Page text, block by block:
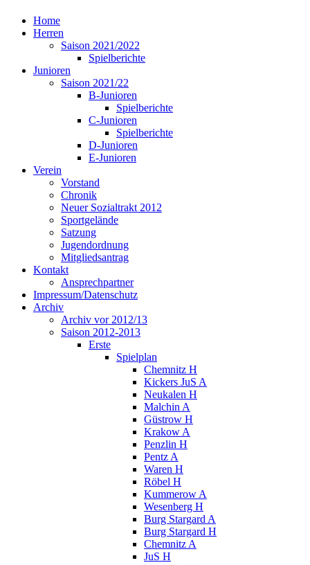
Home
Herren
Saison 2021/2022
Spielberichte
Junioren
Saison 2021/22
B-Junioren
Spielberichte
C-Junioren
Spielberichte
D-Junioren
E-Junioren
Verein
Vorstand
Chronik
Neuer Sozialtrakt 2012
Sportgelände
Satzung
Jugendordnung
Mitgliedsantrag
Kontakt
Ansprechpartner
Impressum/Datenschutz
Archiv
Archiv vor 2012/13
Saison 2012-2013
Erste
Spielplan
Chemnitz H
Kickers JuS A
Neukalen H
Malchin A
Güstrow H
Krakow A
Penzlin H
Pentz A
Waren H
Röbel H
Kummerow A
Wesenberg H
Burg Stargard A
Burg Stargard H
Chemnitz A
JuS H